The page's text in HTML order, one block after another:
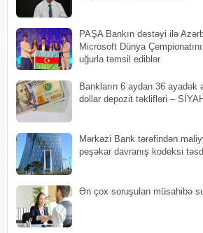
PAŞA Bankın dəstəyi ilə
Microsoft Dünya
uğurla təmsil ediblər
Bankların 6 aydan 36 ayadək
dollar depozit təklifləri –
Mərkəzi Bank tərəfindən
peşəkar davranış kodeksi
Ən çox soruşulan müsahibə